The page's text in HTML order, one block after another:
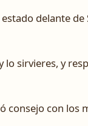
delante
lo sirvieres, y
consejo con los